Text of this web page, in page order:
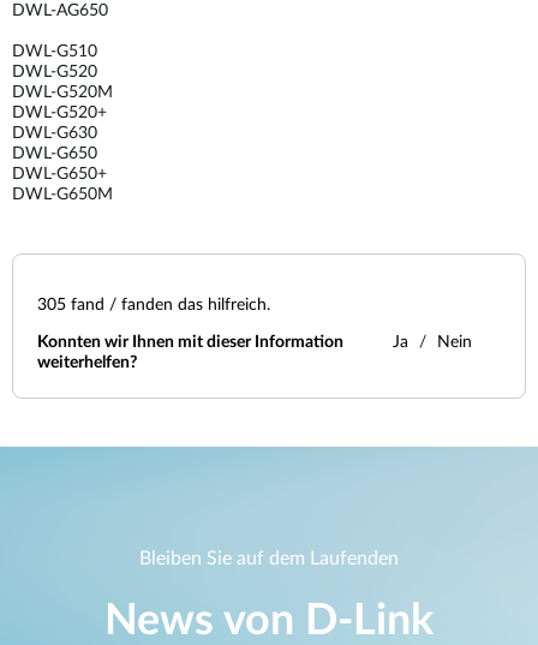
DWL-AG650
DWL-G510
DWL-G520
DWL-G520M
DWL-G520+
DWL-G630
DWL-G650
DWL-G650+
DWL-G650M
305 fand / fanden das hilfreich.
Konnten wir Ihnen mit dieser Information
weiterhelfen?
Ja Nein
Bleiben Sie auf dem Laufenden
News von D‑Link